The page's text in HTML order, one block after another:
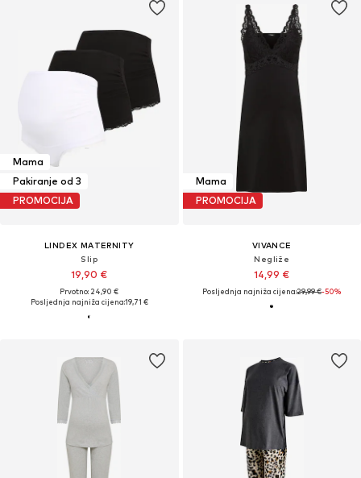
Mama
Pakiranje od 3
PROMOCIJA
LINDEX MATERNITY
Slip
19,90 €
Prvotno: 24,90 €
Posljednja najniža cijena:19,71 €
Mama
PROMOCIJA
VIVANCE
Negliže
14,99 €
Posljednja najniža cijena:29,99 €-50%